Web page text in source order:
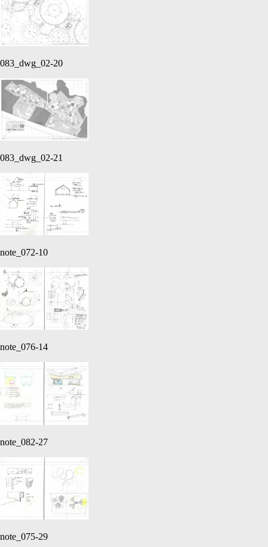
083_dwg_02-20
083_dwg_02-21
note_072-10
note_076-14
note_082-27
note_075-29